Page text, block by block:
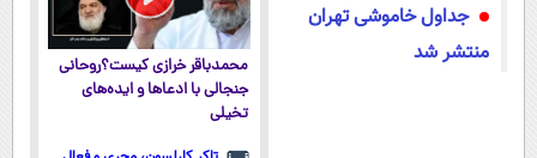
جداول خاموشی تهران
منتشر شد
محمدباقر خرازی کیست؟روحانی
جنجالی با ادعاها و ایده‌های
تخیلی